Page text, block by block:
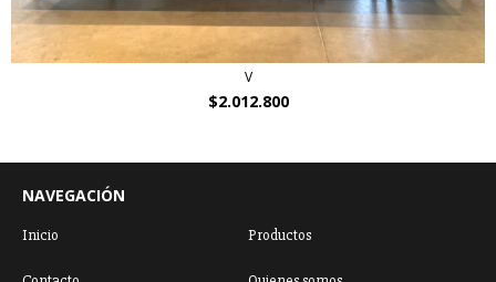
V
$2.012.800
NAVEGACIÓN
Inicio Productos